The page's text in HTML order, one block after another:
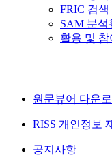
FRIC 검색
SAM 분석
활용 및
원문뷰어 다운
RISS 개인정보
공지사항